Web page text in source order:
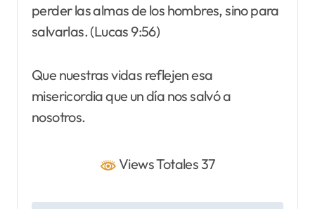
perder las almas de los hombres, sino para
salvarlas. (Lucas 9:56)
Que nuestras vidas reflejen esa
misericordia que un día nos salvó a
nosotros.
Views Totales 37